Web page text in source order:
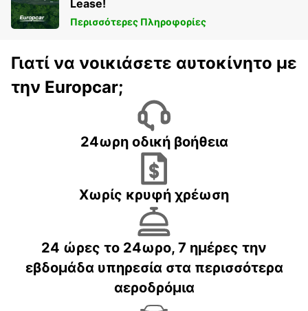
Lease!
Περισσότερες Πληροφορίες
Γιατί να νοικιάσετε αυτοκίνητο με
την Europcar;
24ωρη οδική βοήθεια
Χωρίς κρυφή χρέωση
24 ώρες το 24ωρο, 7 ημέρες την
εβδομάδα υπηρεσία στα περισσότερα
αεροδρόμια